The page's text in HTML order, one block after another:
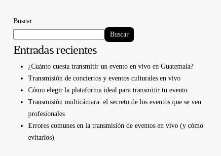
Buscar
Buscar
Entradas recientes
¿Cuánto cuesta transmitir un evento en vivo en Guatemala?
Transmisión de conciertos y eventos culturales en vivo
Cómo elegir la plataforma ideal para transmitir tu evento
Transmisión multicámara: el secreto de los eventos que se ven
profesionales
Errores comunes en la transmisión de eventos en vivo (y cómo
evitarlos)